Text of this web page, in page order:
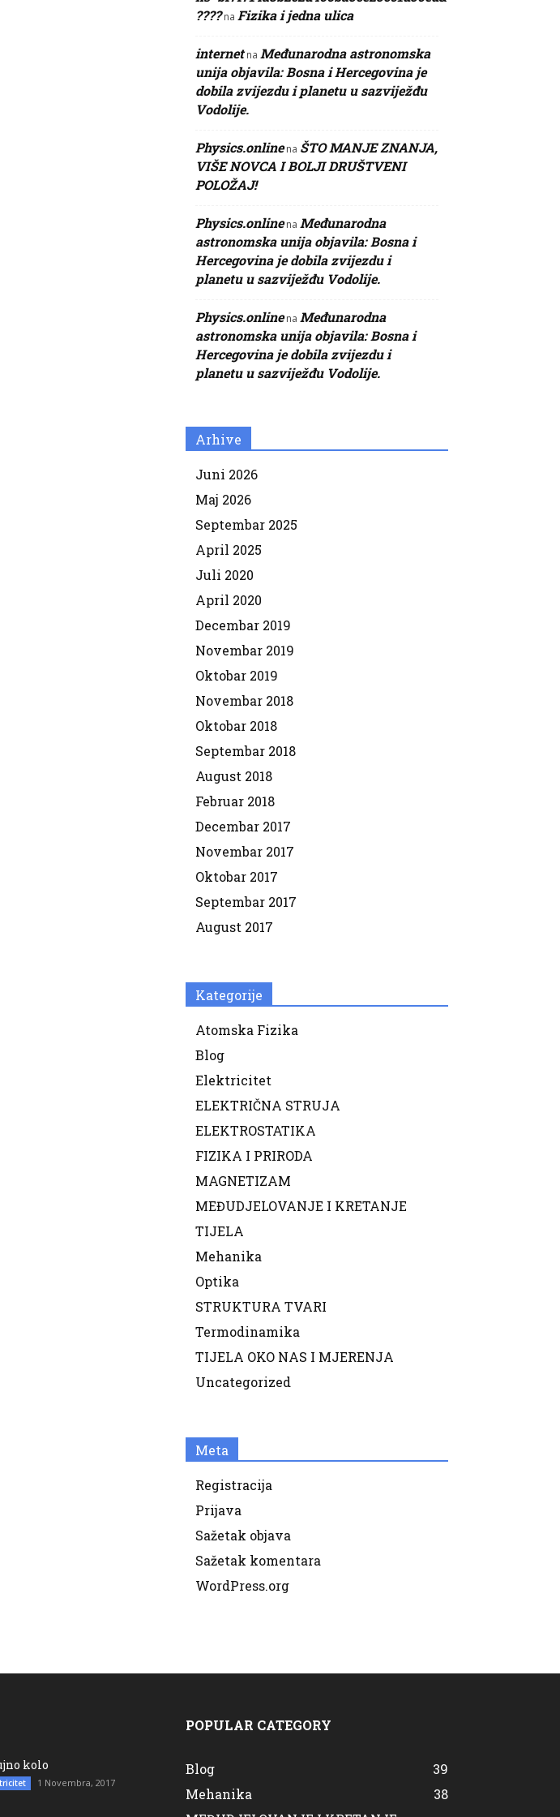
????na Fizika i jedna ulica
internetna Međunarodna astronomska
unija objavila: Bosna i Hercegovina je
dobila zvijezdu i planetu u sazviježđu
Vodolije.
Physics.onlinena ŠTO MANJE ZNANJA,
VIŠE NOVCA I BOLJI DRUŠTVENI
POLOŽAJ!
Physics.onlinena Međunarodna
astronomska unija objavila: Bosna i
Hercegovina je dobila zvijezdu i
planetu u sazviježđu Vodolije.
Physics.onlinena Međunarodna
astronomska unija objavila: Bosna i
Hercegovina je dobila zvijezdu i
planetu u sazviježđu Vodolije.
Arhive
Juni 2026
Maj 2026
Septembar 2025
April 2025
Juli 2020
April 2020
Decembar 2019
Novembar 2019
Oktobar 2019
Novembar 2018
Oktobar 2018
Septembar 2018
August 2018
Februar 2018
Decembar 2017
Novembar 2017
Oktobar 2017
Septembar 2017
August 2017
Kategorije
Atomska Fizika
Blog
Elektricitet
ELEKTRIČNA STRUJA
ELEKTROSTATIKA
FIZIKA I PRIRODA
MAGNETIZAM
MEĐUDJELOVANJE I KRETANJE
TIJELA
Mehanika
Optika
STRUKTURA TVARI
Termodinamika
TIJELA OKO NAS I MJERENJA
Uncategorized
Meta
Registracija
Prijava
Sažetak objava
Sažetak komentara
WordPress.org
kolo
1 Novembra, 2017
POPULAR CATEGORY
Blog
39
Mehanika
38